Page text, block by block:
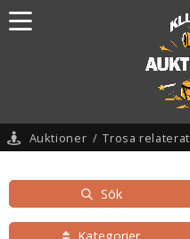
Auktioner / Trosa relaterat
Sök